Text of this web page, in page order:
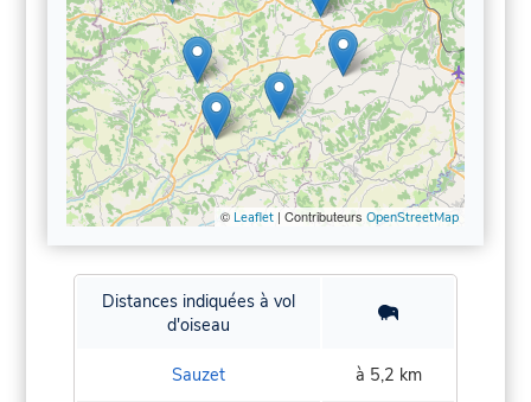
© Leaflet| Contributeurs OpenStreetMap
Distances indiquées à vol
d'oiseau
Sauzet à 5,2 km